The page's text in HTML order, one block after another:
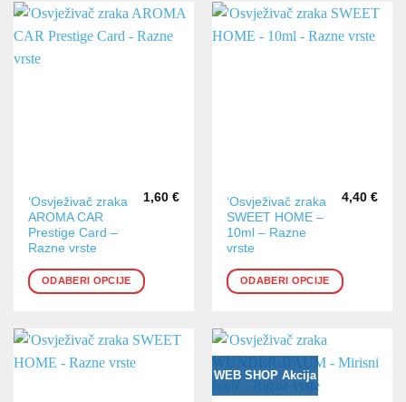
mogu
stranici
mogu
‘Osvježivač zraka
AROMA CAR
Prestige Card –
Razne vrste
1,60 €
ODABERI OPCIJE
Ovaj
proizvod
ima
varijanti.
Opcije
mogu
‘Osvježivač zraka
SWEET HOME –
10ml – Razne
vrste
4,40 €
ODABERI OPCIJE
Ovaj
proizvod
ima
varijanti.
Opcije
mogu
odabrati
na
stranici
WEB SHOP Akcija